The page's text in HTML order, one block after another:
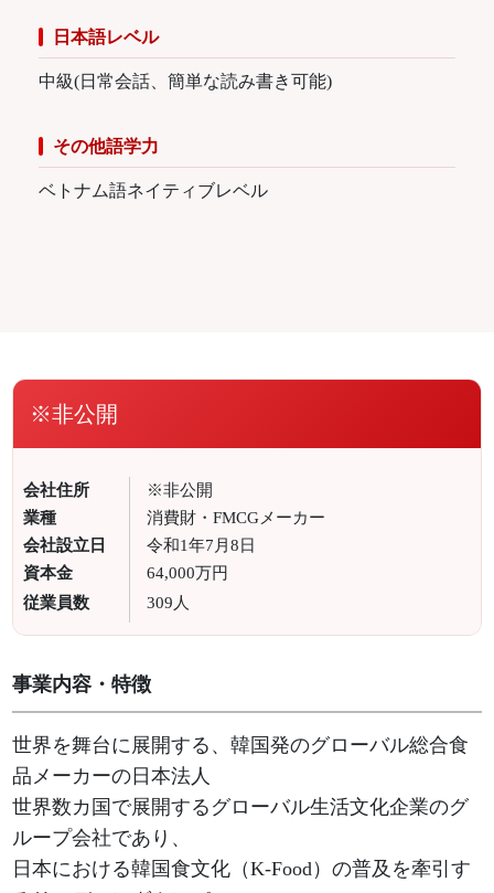
日本語レベル
中級(日常会話、簡単な読み書き可能)
その他語学力
ベトナム語ネイティブレベル
※非公開
会社住所
※非公開
業種
消費財・FMCGメーカー
会社設立日
令和1年7月8日
資本金
64,000万円
従業員数
309人
事業内容・特徴
世界を舞台に展開する、韓国発のグローバル総合食
品メーカーの日本法人
世界数カ国で展開するグローバル生活文化企業のグ
ループ会社であり、
日本における韓国食文化（K-Food）の普及を牽引す